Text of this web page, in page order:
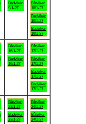
Badviken
9/1-27
Båtviken
10/1-27
Badviken
10/1-27
Badviken
10/1-27
Båtviken
16/1-27
Badviken
16/1-27
Båtviken
17/1-27
Båtviken
17/1-27
Badviken
17/1-27
Badviken
17/1-27
Båtviken
23/1-27
Badviken
23/1-27
Båtviken
24/1-27
Båtviken
24/1-27